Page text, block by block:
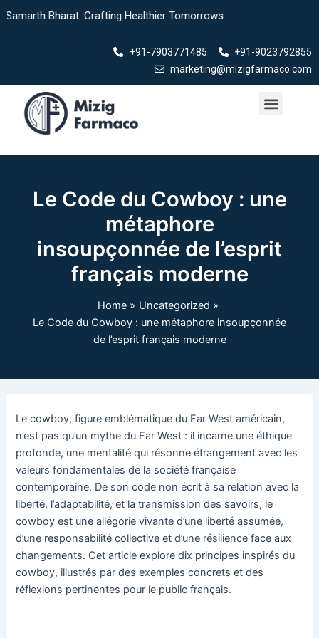
Crafting Healthier Tomorrows.
+91-7903771485
+91-9023792855
marketing@mizigfarmaco.com
Menu
Le Code du Cowboy : une
métaphore
insoupçonnée de l’esprit
français moderne
Home
Uncategorized
Le Code du Cowboy : une métaphore insoupçonnée
de l’esprit français moderne
Le cowboy, figure emblématique du Far West américain,
n’est pas qu’un mythe du Far West : il incarne une éthique
profonde, une mentalité qui résonne étrangement avec les
valeurs fondamentales de la société française
contemporaine. De son code non écrit à sa relation avec la
liberté, l’adaptabilité, et la transmission des savoirs, le
cowboy est une allégorie vivante d’une liberté assumée,
d’une responsabilité collective et d’une résilience face aux
changements. Cet article explore dix principes inspirés du
cowboy, illustrés par des exemples concrets et des
réflexions pertinentes pour le public français.